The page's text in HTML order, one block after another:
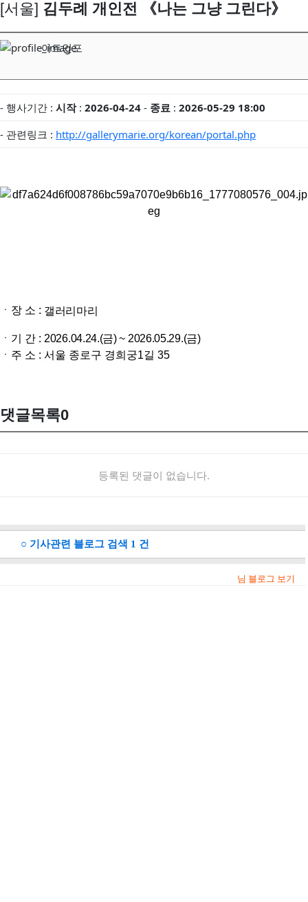
[서울] 김두례 개인전 《나는 그냥 그린다》
아트인포
- 행사기간 : 시작: 2026-04-24 - 종료 : 2026-05-29 18:00
- 관련링크 : http://gallerymarie.org/korean/portal.php
ㆍ장 소 : 갤러리마리
ㆍ기 간 : 2026.04.24.(금) ~ 2026.05.29.(금)
ㆍ주 소 : 서울 종로구 경희궁1길 35
댓글목록0
등록된 댓글이 없습니다.